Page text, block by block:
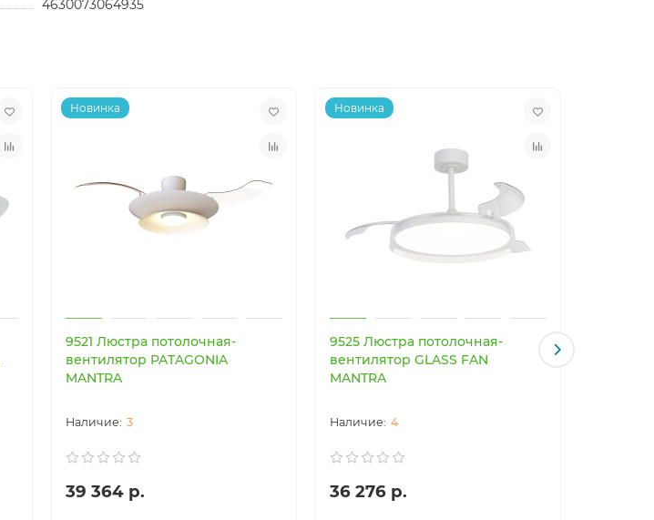
4630073064935
Новинка
9521 Люстра потолочная-
вентилятор PATAGONIA
MANTRA
3
39 364 р.
Новинка
9525 Люстра потолочная-
вентилятор GLASS FAN
MANTRA
4
36 276 р.